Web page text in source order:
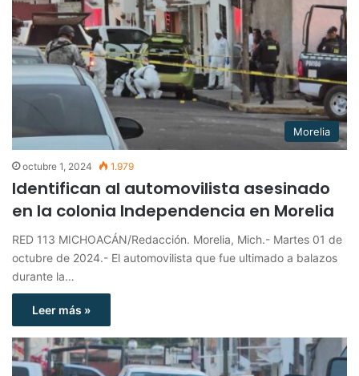
Morelia
octubre 1, 2024 1.979
Identifican al automovilista asesinado
en la colonia Independencia en Morelia
RED 113 MICHOACÁN/Redacción. Morelia, Mich.- Martes 01 de
octubre de 2024.- El automovilista que fue ultimado a balazos
durante la…
Leer más »